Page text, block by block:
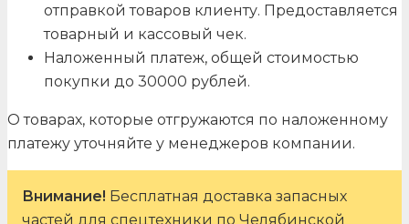
отправкой товаров клиенту. Предоставляется
товарный и кассовый чек.
Наложенный платеж, общей стоимостью
покупки до 30000 рублей.
О товарах, которые отгружаются по наложенному
платежу уточняйте у менеджеров компании.
Внимание! Бесплатная доставка запасных
частей для спецтехники по Челябинской